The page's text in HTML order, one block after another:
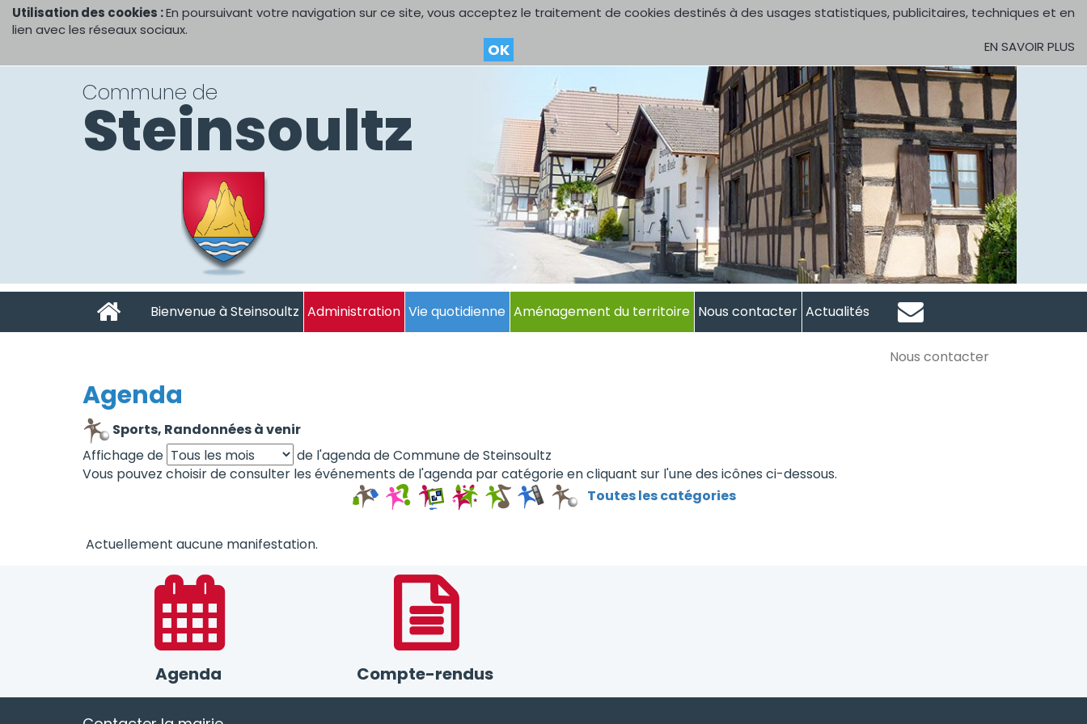
Utilisation des cookies :En poursuivant votre navigation sur ce site, vous acceptez le traitement de cookies destinés à des usages statistiques, publicitaires, techniques et en
lien avec les réseaux sociaux.
OK EN SAVOIR PLUS
Commune de
Steinsoultz
Bienvenue à Steinsoultz Administration Vie quotidienne Aménagement du territoire Nous contacter Actualités
Nous contacter
Agenda
Sports, Randonnées à venir
Affichage de
de l'agenda de Commune de Steinsoultz
Vous pouvez choisir de consulter les événements de l'agenda par catégorie en cliquant sur l'une des icônes ci-dessous.
Toutes les catégories
Actuellement aucune manifestation.
Agenda Compte-rendus